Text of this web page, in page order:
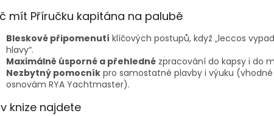
mít Příručku kapitána na palubě
Bleskové připomenutí klíčových postupů, když „leccos
hlavy“.
Maximálně úsporné a přehledné zpracování do kapsy i do
Nezbytný pomocník pro samostatné plavby i výuku (vhodné
osnovám RYA Yachtmaster).
knize najdete